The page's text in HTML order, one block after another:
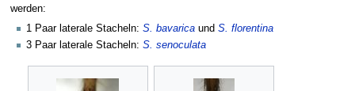
werden:
1 Paar laterale Stacheln: S. bavarica und S. florentina
3 Paar laterale Stacheln: S. senoculata